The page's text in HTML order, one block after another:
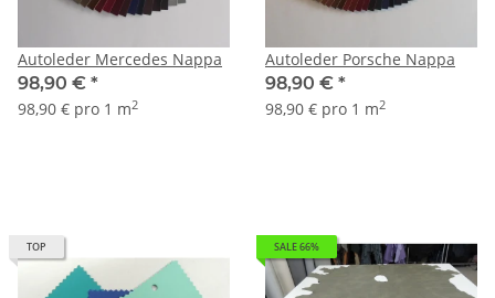
Autoleder Mercedes Nappa
98,90 € *
98,90 € pro 1 m2
Autoleder Porsche Nappa
98,90 € *
98,90 € pro 1 m2
TOP SALE 66%